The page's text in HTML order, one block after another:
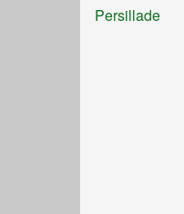
Persillade